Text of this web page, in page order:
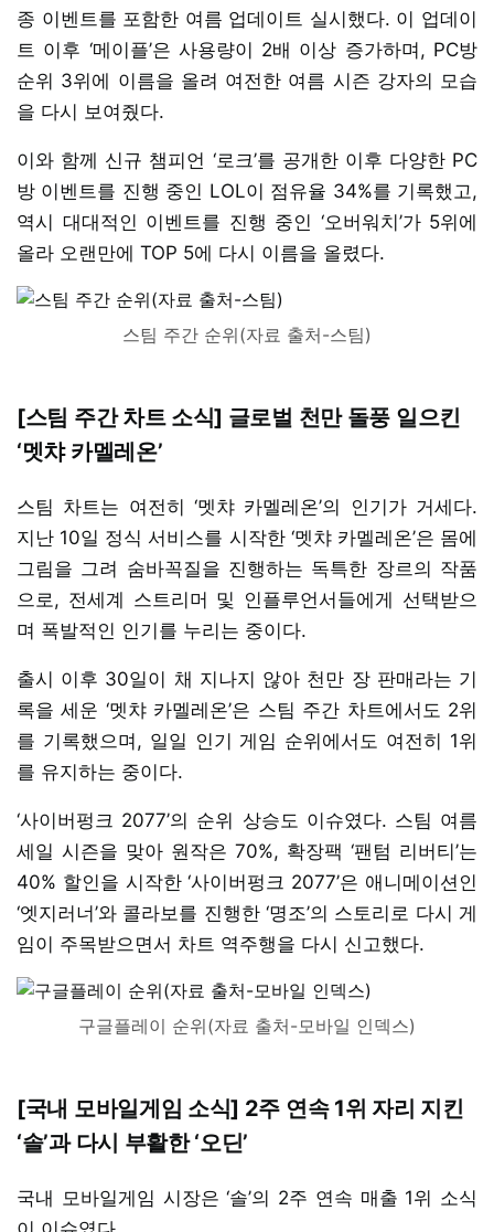
종 이벤트를 포함한 여름 업데이트 실시했다. 이 업데이
트 이후 ‘메이플’은 사용량이 2배 이상 증가하며, PC방
순위 3위에 이름을 올려 여전한 여름 시즌 강자의 모습
을 다시 보여줬다.
이와 함께 신규 챔피언 ‘로크’를 공개한 이후 다양한 PC
방 이벤트를 진행 중인 LOL이 점유율 34%를 기록했고,
역시 대대적인 이벤트를 진행 중인 ‘오버워치’가 5위에
올라 오랜만에 TOP 5에 다시 이름을 올렸다.
스팀 주간 순위(자료 출처-스팀)
[스팀 주간 차트 소식] 글로벌 천만 돌풍 일으킨
‘멧챠 카멜레온’
스팀 차트는 여전히 ‘멧챠 카멜레온’의 인기가 거세다.
지난 10일 정식 서비스를 시작한 ‘멧챠 카멜레온’은 몸에
그림을 그려 숨바꼭질을 진행하는 독특한 장르의 작품
으로, 전세계 스트리머 및 인플루언서들에게 선택받으
며 폭발적인 인기를 누리는 중이다.
출시 이후 30일이 채 지나지 않아 천만 장 판매라는 기
록을 세운 ‘멧챠 카멜레온’은 스팀 주간 차트에서도 2위
를 기록했으며, 일일 인기 게임 순위에서도 여전히 1위
를 유지하는 중이다.
‘사이버펑크 2077’의 순위 상승도 이슈였다. 스팀 여름
세일 시즌을 맞아 원작은 70%, 확장팩 ‘팬텀 리버티’는
40% 할인을 시작한 ‘사이버펑크 2077’은 애니메이션인
‘엣지러너’와 콜라보를 진행한 ‘명조’의 스토리로 다시 게
임이 주목받으면서 차트 역주행을 다시 신고했다.
구글플레이 순위(자료 출처-모바일 인덱스)
[국내 모바일게임 소식] 2주 연속 1위 자리 지킨
‘솔’과 다시 부활한 ‘오딘’
국내 모바일게임 시장은 ‘솔’의 2주 연속 매출 1위 소식